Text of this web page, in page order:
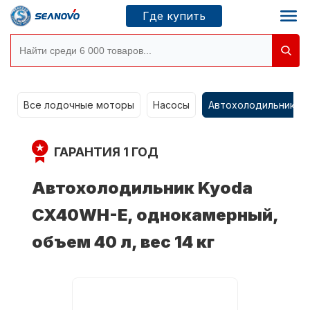
Где купить
Новосибирск
Где купить
Моторы SEANOVO
Все лодочные моторы Насосы Автохолодильники
ГАРАНТИЯ 1 ГОД
Автохолодильник Kyoda
CX40WH-E, однокамерный,
объем 40 л, вес 14 кг